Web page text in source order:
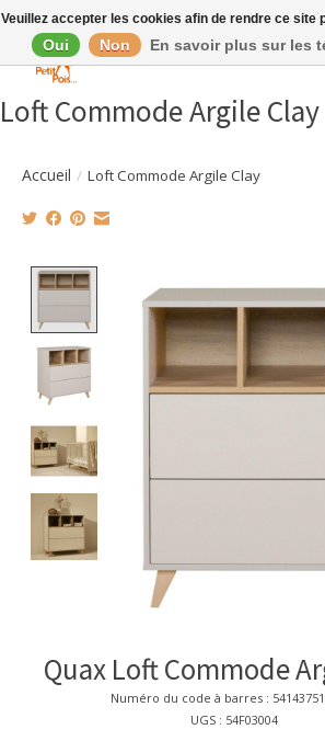
Loft Commode Argile Clay
Accueil / Loft Commode Argile Clay
Quax Loft Commode
Numéro du code à barres :
UGS : 54F03004
Veuillez accepter les cookies afin de rendre ce site
Oui Non En savoir plus sur les